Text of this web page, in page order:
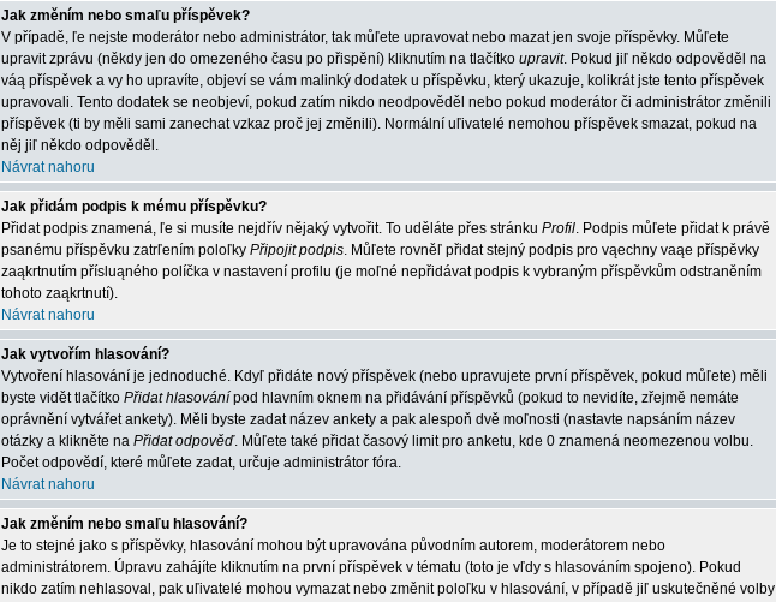
Jak změním nebo smaľu příspěvek?
V případě, ľe nejste moderátor nebo administrátor, tak můľete upravovat nebo mazat jen svoje příspěvky. Můľete
upravit zprávu (někdy jen do omezeného času po přispění) kliknutím na tlačítko upravit. Pokud jiľ někdo odpověděl na
váą příspěvek a vy ho upravíte, objeví se vám malinký dodatek u příspěvku, který ukazuje, kolikrát jste tento příspěvek
upravovali. Tento dodatek se neobjeví, pokud zatím nikdo neodpověděl nebo pokud moderátor či administrátor změnili
příspěvek (ti by měli sami zanechat vzkaz proč jej změnili). Normální uľivatelé nemohou příspěvek smazat, pokud na
něj jiľ někdo odpověděl.
Návrat nahoru
Jak přidám podpis k mému příspěvku?
Přidat podpis znamená, ľe si musíte nejdřív nějaký vytvořit. To uděláte přes stránku Profil. Podpis můľete přidat k právě
psanému příspěvku zatrľením poloľky Připojit podpis. Můľete rovněľ přidat stejný podpis pro vąechny vaąe příspěvky
zaąkrtnutím přísluąného políčka v nastavení profilu (je moľné nepřidávat podpis k vybraným příspěvkům odstraněním
tohoto zaąkrtnutí).
Návrat nahoru
Jak vytvořím hlasování?
Vytvoření hlasování je jednoduché. Kdyľ přidáte nový příspěvek (nebo upravujete první příspěvek, pokud můľete) měli
byste vidět tlačítko Přidat hlasování pod hlavním oknem na přidávání příspěvků (pokud to nevidíte, zřejmě nemáte
oprávnění vytvářet ankety). Měli byste zadat název ankety a pak alespoň dvě moľnosti (nastavte napsáním název
otázky a klikněte na Přidat odpověď. Můľete také přidat časový limit pro anketu, kde 0 znamená neomezenou volbu.
Počet odpovědí, které můľete zadat, určuje administrátor fóra.
Návrat nahoru
Jak změním nebo smaľu hlasování?
Je to stejné jako s příspěvky, hlasování mohou být upravována původním autorem, moderátorem nebo
administrátorem. Úpravu zahájíte kliknutím na první příspěvek v tématu (toto je vľdy s hlasováním spojeno). Pokud
nikdo zatím nehlasoval, pak uľivatelé mohou vymazat nebo změnit poloľku v hlasování, v případě jiľ uskutečněné volby